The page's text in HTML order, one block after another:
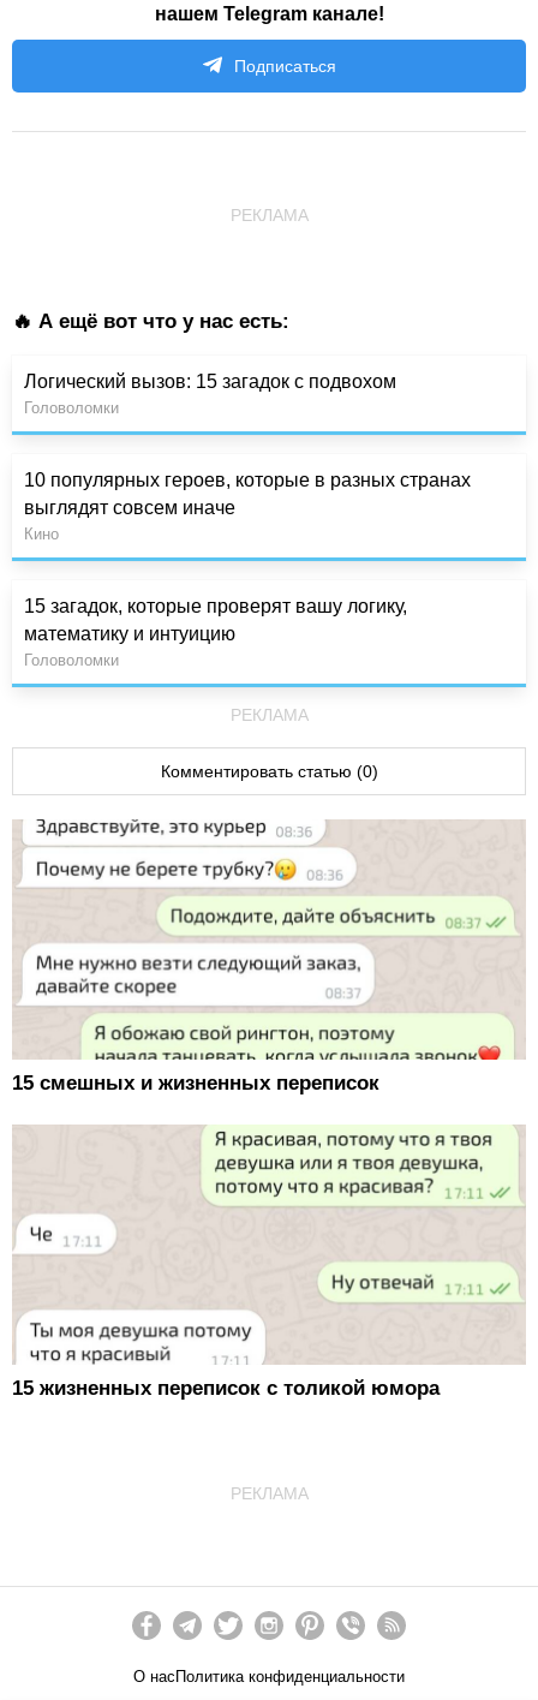
нашем Telegram канале!
Подписаться
РЕКЛАМА
🔥 А ещё вот что у нас есть:
Логический вызов: 15 загадок с подвохом
Головоломки
10 популярных героев, которые в разных странах
выглядят совсем иначе
Кино
15 загадок, которые проверят вашу логику,
математику и интуицию
Головоломки
РЕКЛАМА
Комментировать статью (0)
15 смешных и жизненных переписок
15 жизненных переписок с толикой юмора
РЕКЛАМА
О нас Политика конфиденциальности